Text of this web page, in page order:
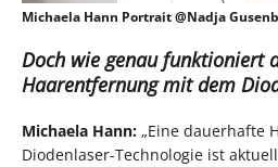
Michaela Hann Portrait @Nadja
Doch wie genau funktioniert
Haarentfernung mit dem
Michaela Hann: „Eine dauerhafte
Diodenlaser-Technologie ist